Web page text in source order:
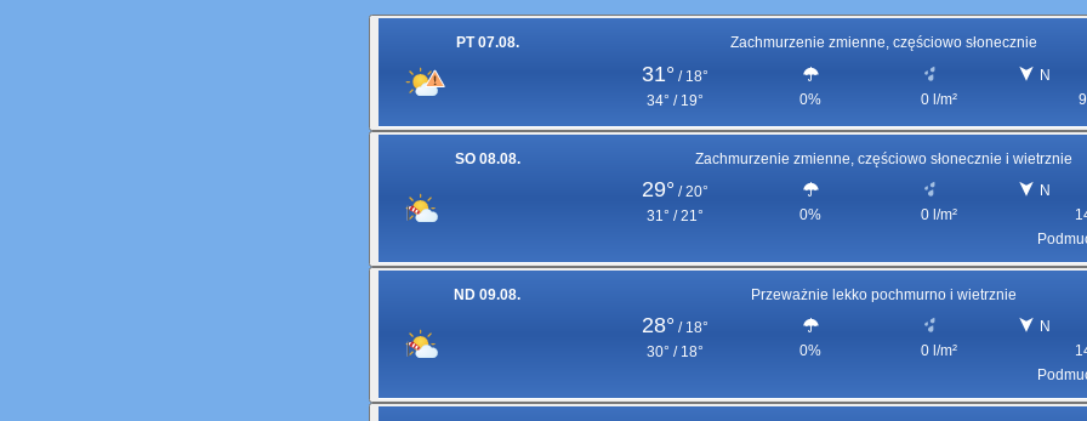
PT 07.08. Zachmurzenie zmienne, częściowo słonecznie
31° / 18°
34° / 19°
0% 0 l/m²
N
SO 08.08. Zachmurzenie zmienne, częściowo słonecznie i wietrznie
29° / 20°
31° / 21°
0% 0 l/m²
N
ND 09.08. Przeważnie lekko pochmurno i wietrznie
28° / 18°
30° / 18°
0% 0 l/m²
N